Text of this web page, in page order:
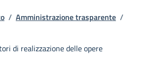
/ Amministrazione trasparente /
di realizzazione delle opere